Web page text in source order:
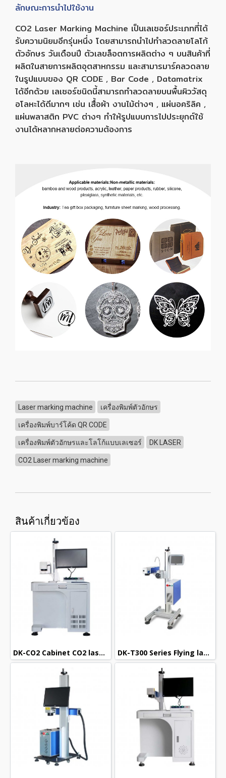
ลักษณะการนำไปใช้งาน
CO2 Laser Marking Machine เป็นเลเซอร์ประเภทที่ได้
รับความนิยมอีกรุ่นหนึ่ง โดยสามารถนำไปทำลวดลายโลโก้
ตัวอักษร วันเดือนปี ตัวเลขล็อตการผลิตต่าง ๆ บนสินค้าที่
ผลิตในสายการผลิตอุตสาหกรรม และสามารมาร์คลวดลาย
ในรูปแบบของ QR CODE , Bar Code , Datamatrix
ได้อีกด้วย เลเซอร์ชนิดนี้สามารถทำลวดลายบนพื้นผิววัสดุ
อโลหะได้ดีมากๆ เช่น เสื้อผ้า งานไม้ต่างๆ , แผ่นอคริลิค ,
แผ่นพลาสติก PVC ต่างๆ ทำให้รูปแบบการไปประยุกต์ใช้
งานได้หลากหลายต่อความต้องการ
Laser marking machine เครื่องพิมพ์ตัวอักษร
เครื่องพิมพ์บาร์โค้ด QR CODE
เครื่องพิมพ์ตัวอักษรและโลโก้แบบเลเซอร์ DK LASER
CO2 Laser marking machine
สินค้าเกี่ยวข้อง
DK-CO2 Cabinet CO2 laser marking machine DK-T300 Series Flying laser marking machine